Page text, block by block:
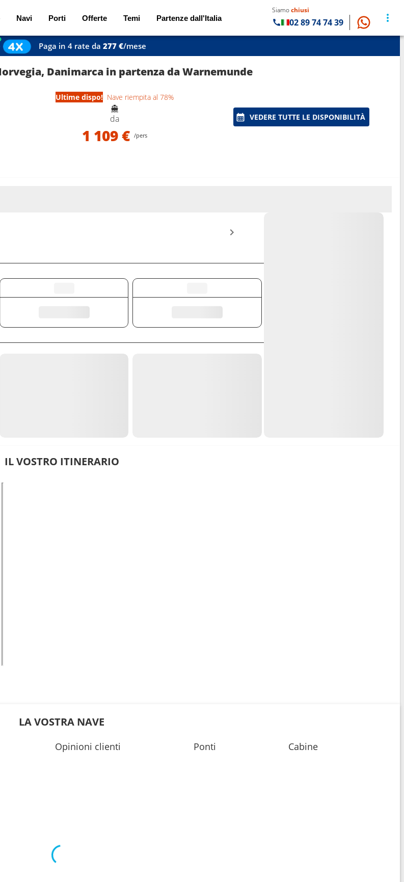
Navi Porti Offerte Temi Partenze dall'Italia
Siamochiusi
02 89 74 74 39
Paga in 4 rate da 277 €/mese
Danimarca in partenza da Warnemunde
Ultime dispo! Nave riempita al 78%
da
1 109 € /pers
VEDERE TUTTE LE DISPONIBILITÀ
IL VOSTRO ITINERARIO
LA VOSTRA NAVE
Opinioni clienti Ponti Cabine